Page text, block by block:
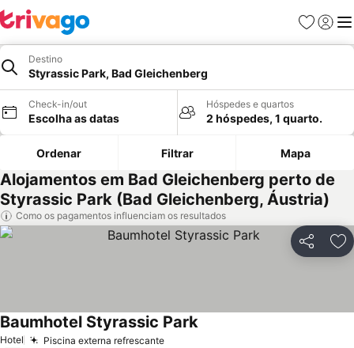
Favoritos
Iniciar
Destino
Styrassic Park, Bad Gleichenberg
Check-in/out
Escolha as datas
Hóspedes e quartos
2 hóspedes, 1 quarto.
Ordenar Filtrar Mapa
Alojamentos em Bad Gleichenberg perto de
Styrassic Park (Bad Gleichenberg, Áustria)
Como os pagamentos influenciam os resultados
Partilhar
Hotel Piscina externa refrescante
Baumhotel Styrassic Park